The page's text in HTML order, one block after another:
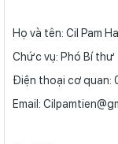
Họ và tên: Cil Pam
Chức vụ: Phó Bí
Điện thoại cơ quan:
Email: